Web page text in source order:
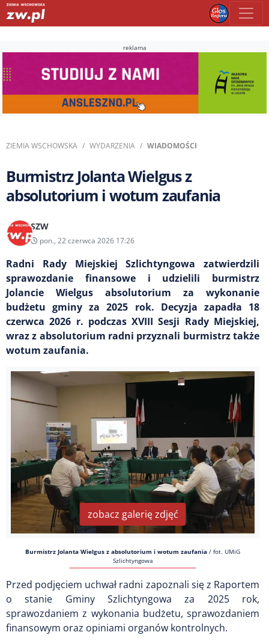
reklama
ZIEMIA WSCHOWSKA WYDARZENIA WIADOMOŚCI
Burmistrz Jolanta Wielgus z
absolutorium i wotum zaufania
SZW
pon., 22 czerwca 2026 17:26
Radni Rady Miejskiej Szlichtyngowa zatwierdzili
sprawozdanie finansowe i udzielili burmistrz
Jolancie Wielgus absolutorium za wykonanie
budżetu gminy za 2025 rok. Decyzja zapadła 18
czerwca 2026 r. podczas XVIII Sesji Rady Miejskiej,
wraz z absolutorium radni przyznali burmistrz także
wotum zaufania.
zobacz galerię zdjęć
Burmistrz Jolanta Wielgus z absolutorium i wotum zaufania / fot. UMiG
Szlichtyngowa
Przed podjęciem uchwał radni zapoznali się z Raportem
o stanie Gminy Szlichtyngowa za 2025 rok,
sprawozdaniem z wykonania budżetu, sprawozdaniem
finansowym oraz opiniami organów kontrolnych.